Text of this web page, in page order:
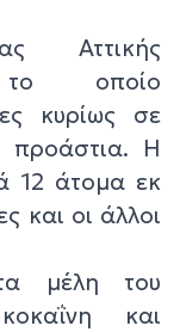
Αττικής
το οποίο
κυρίως σε
προάστια. Η
12 άτομα εκ
και οι άλλοι
μέλη του
και